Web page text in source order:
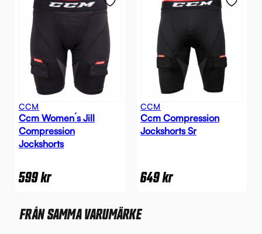
CCM
Ccm Women´s Jill
Compression
Jockshorts
599kr
CCM
Ccm Compression
Jockshorts Sr
649kr
FRÅN SAMMA VARUMÄRKE